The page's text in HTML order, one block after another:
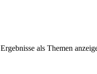
Ergebnisse als Themen